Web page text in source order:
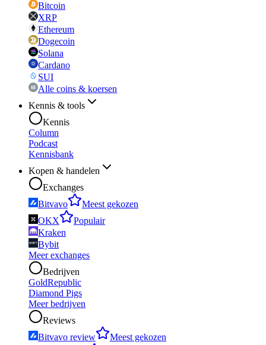
Bitcoin
XRP
Ethereum
Dogecoin
Solana
Cardano
SUI
Alle coins & koersen
Kennis & tools
Kennis
Column
Podcast
Kennisbank
Kopen & handelen
Exchanges
Bitvavo
Meest gekozen
OKX
Populair
Kraken
Bybit
Meer exchanges
Bedrijven
GoldRepublic
Diamond Pigs
Meer bedrijven
Reviews
Bitvavo review
Meest gekozen